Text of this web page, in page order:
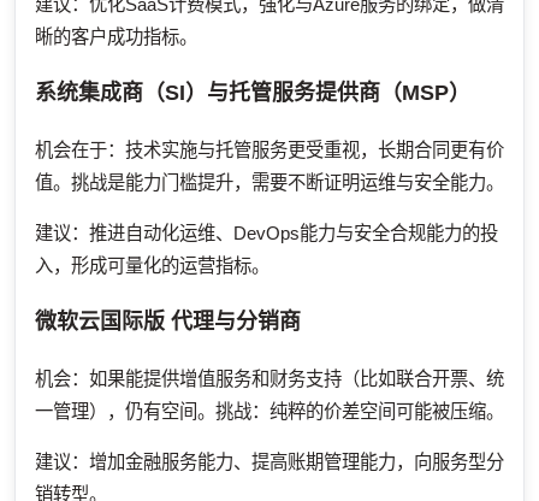
晰的客户成功指标。
系统集成商（SI）与托管服务提供商（MSP）
机会在于：技术实施与托管服务更受重视，长期合同更有价
值。挑战是能力门槛提升，需要不断证明运维与安全能力。
建议：推进自动化运维、DevOps能力与安全合规能力的投
入，形成可量化的运营指标。
微软云国际版 代理与分销商
机会：如果能提供增值服务和财务支持（比如联合开票、统
一管理），仍有空间。挑战：纯粹的价差空间可能被压缩。
建议：增加金融服务能力、提高账期管理能力，向服务型分
销转型。